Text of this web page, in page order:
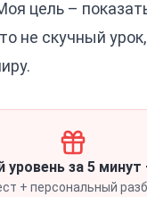
цель –
не скучный
уровень за 5
+ персональный